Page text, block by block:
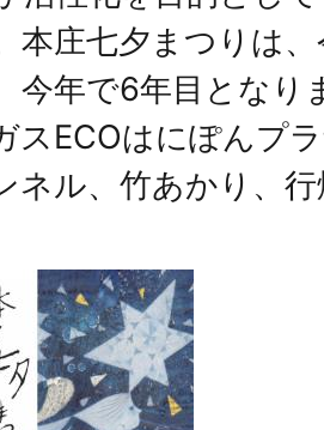
本庄七夕まつりは
今年で6年目となり
スECOはにぽんプ
ネル、竹あかり、